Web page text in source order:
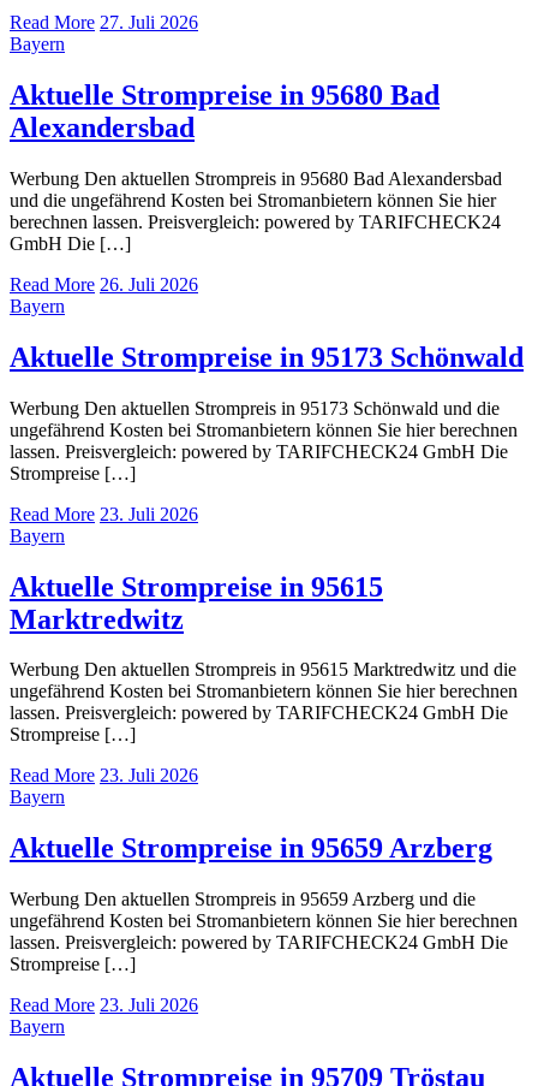
Read More 27. Juli 2026
Bayern
Aktuelle Strompreise in 95680 Bad
Alexandersbad
Werbung Den aktuellen Strompreis in 95680 Bad Alexandersbad
und die ungefährend Kosten bei Stromanbietern können Sie hier
berechnen lassen. Preisvergleich: powered by TARIFCHECK24
GmbH Die […]
Read More 26. Juli 2026
Bayern
Aktuelle Strompreise in 95173 Schönwald
Werbung Den aktuellen Strompreis in 95173 Schönwald und die
ungefährend Kosten bei Stromanbietern können Sie hier berechnen
lassen. Preisvergleich: powered by TARIFCHECK24 GmbH Die
Strompreise […]
Read More 23. Juli 2026
Bayern
Aktuelle Strompreise in 95615
Marktredwitz
Werbung Den aktuellen Strompreis in 95615 Marktredwitz und die
ungefährend Kosten bei Stromanbietern können Sie hier berechnen
lassen. Preisvergleich: powered by TARIFCHECK24 GmbH Die
Strompreise […]
Read More 23. Juli 2026
Bayern
Aktuelle Strompreise in 95659 Arzberg
Werbung Den aktuellen Strompreis in 95659 Arzberg und die
ungefährend Kosten bei Stromanbietern können Sie hier berechnen
lassen. Preisvergleich: powered by TARIFCHECK24 GmbH Die
Strompreise […]
Read More 23. Juli 2026
Bayern
Aktuelle Strompreise in 95709 Tröstau